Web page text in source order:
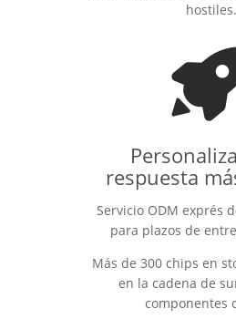
hostiles.
respuesta
Servicio ODM exprés
para plazos de
Más de 300 chips en
en la cadena de
componentes